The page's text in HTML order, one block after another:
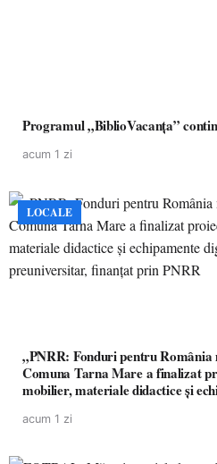
Programul „BiblioVacanța”
acum 1 zi
LOCALE
„PNRR: Fonduri pentru
Comuna Tarna Mare a finalizat
mobilier, materiale didactice și
acum 1 zi